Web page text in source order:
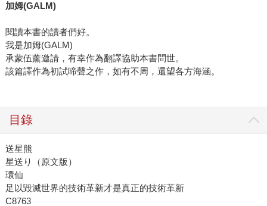
加姆(GALM)
閱讀本書的讀者們好。
我是加姆(GALM)
承蒙伍薰邀請，有幸作為翻譯協助本書問世。
該篇譯作為初試啼聲之作，如有不周，還望各方海涵。
目錄
送星熊
星送り（原文版）
環仙
足以毀滅世界的技術革新才是真正的技術革新
C8763